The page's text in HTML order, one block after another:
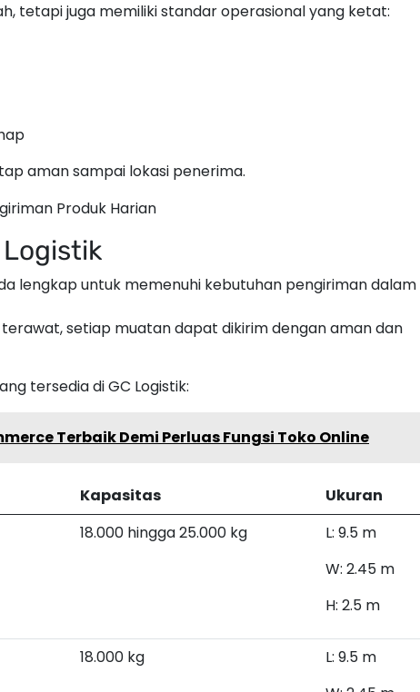
tetapi juga memiliki standar operasional yang ketat:
aman sampai lokasi penerima.
lengkap untuk memenuhi kebutuhan pengiriman dalam
setiap muatan dapat dikirim dengan aman dan
tersedia di GC Logistik:
Terbaik Demi Perluas Fungsi Toko Online
Kapasitas Ukuran
18.000 hingga 25.000 kg
L: 9.5 m
W: 2.45 m
H: 2.5 m
18.000 kg
L: 9.5 m